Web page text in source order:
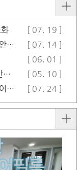
[ 07. 19 ]
…
[ 07. 14 ]
[ 06. 01 ]
· 소상공인 및 예비창업자 지원 교육 안…
[ 05. 10 ]
· 인테리어필름과 도배가 아파트에서 어떻…
[ 07. 24 ]